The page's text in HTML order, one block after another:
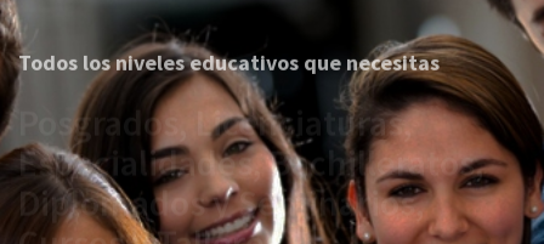
Todos los niveles educativos que necesitas
Posgrados, Licenciaturas,
Especialidades, Bachilleratos,
Diplomados y Seminarios,
Cursos y Talleres